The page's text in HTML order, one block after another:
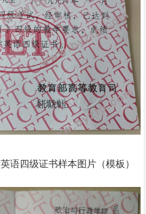
语四级证书样本图片（模板）